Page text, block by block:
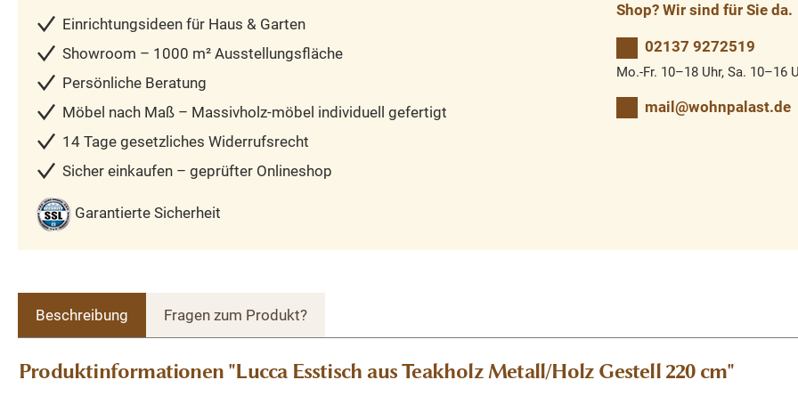
Einrichtungsideen für Haus & Garten
Showroom – 1000 m² Ausstellungsfläche
Persönliche Beratung
Möbel nach Maß – Massivholz-möbel individuell gefertigt
14 Tage gesetzliches Widerrufsrecht
Sicher einkaufen – geprüfter Onlineshop
Garantierte Sicherheit
Shop? Wir sind für Sie da.
02137 9272519
Mo.-Fr. 10–18 Uhr, Sa. 10–16
mail@wohnpalast.de
Beschreibung Fragen zum Produkt?
Produktinformationen "Lucca Esstisch aus Teakholz Metall/Holz Gestell 220 cm"